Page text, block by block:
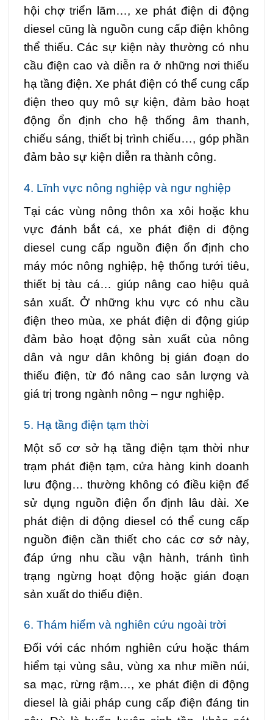
hội chợ triển lãm…, xe phát điện di động
diesel cũng là nguồn cung cấp điện không
thể thiếu. Các sự kiện này thường có nhu
cầu điện cao và diễn ra ở những nơi thiếu
hạ tầng điện. Xe phát điện có thể cung cấp
điện theo quy mô sự kiện, đảm bảo hoạt
động ổn định cho hệ thống âm thanh,
chiếu sáng, thiết bị trình chiếu…, góp phần
đảm bảo sự kiện diễn ra thành công.
4. Lĩnh vực nông nghiệp và ngư nghiệp
Tại các vùng nông thôn xa xôi hoặc khu
vực đánh bắt cá, xe phát điện di động
diesel cung cấp nguồn điện ổn định cho
máy móc nông nghiệp, hệ thống tưới tiêu,
thiết bị tàu cá… giúp nâng cao hiệu quả
sản xuất. Ở những khu vực có nhu cầu
điện theo mùa, xe phát điện di động giúp
đảm bảo hoạt động sản xuất của nông
dân và ngư dân không bị gián đoạn do
thiếu điện, từ đó nâng cao sản lượng và
giá trị trong ngành nông – ngư nghiệp.
5. Hạ tầng điện tạm thời
Một số cơ sở hạ tầng điện tạm thời như
trạm phát điện tạm, cửa hàng kinh doanh
lưu động… thường không có điều kiện để
sử dụng nguồn điện ổn định lâu dài. Xe
phát điện di động diesel có thể cung cấp
nguồn điện cần thiết cho các cơ sở này,
đáp ứng nhu cầu vận hành, tránh tình
trạng ngừng hoạt động hoặc gián đoạn
sản xuất do thiếu điện.
6. Thám hiểm và nghiên cứu ngoài trời
Đối với các nhóm nghiên cứu hoặc thám
hiểm tại vùng sâu, vùng xa như miền núi,
sa mạc, rừng rậm…, xe phát điện di động
diesel là giải pháp cung cấp điện đáng tin